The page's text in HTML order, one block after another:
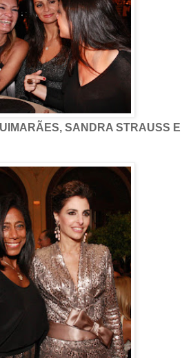
SANDRA STRAUSS E